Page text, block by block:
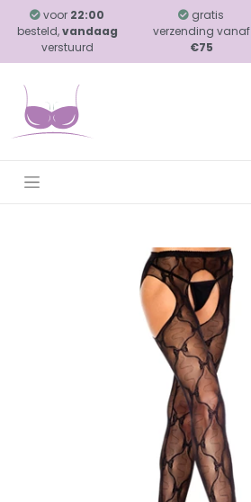
voor 22:00
besteld,vandaag
verstuurd
gratis
verzending vanaf
€75